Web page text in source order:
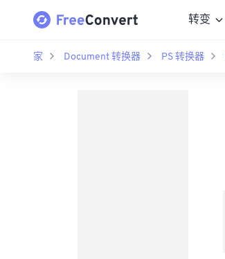
转变
家 Document 转换器 PS 转换器